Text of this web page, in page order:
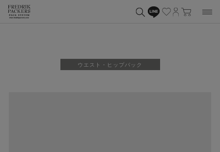
ウエスト・ヒップパック